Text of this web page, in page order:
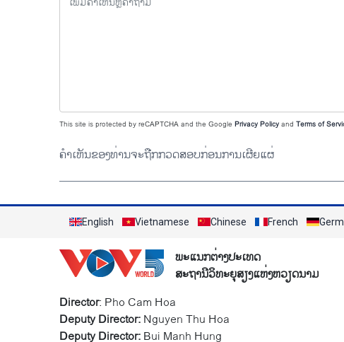
This site is protected by reCAPTCHA and the Google Privacy Policyand Terms of
ຄຳເຫັນຂອງທ່ານຈະຖືກກວດສອບກ່ອນການເຜີຍແຜ່
English Vietnamese Chinese French
ພະແນກຕ່າງປະເທດ
ສະຖານີວິທະຍຸສຽງແຫ່ງຫວຽດນາມ
Director: Pho Cam Hoa
Deputy Director:Nguyen Thu Hoa
Deputy Director:Bui Manh Hung